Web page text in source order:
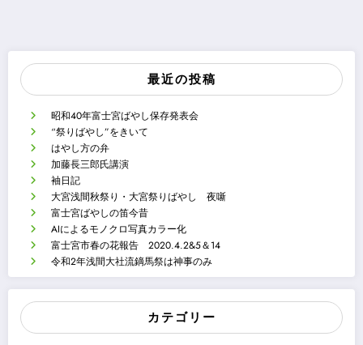
最近の投稿
昭和40年富士宮ばやし保存発表会
“祭りばやし”をきいて
はやし方の弁
加藤長三郎氏講演
袖日記
大宮浅間秋祭り・大宮祭りばやし 夜噺
富士宮ばやしの笛今昔
AIによるモノクロ写真カラー化
富士宮市春の花報告 2020.4.2&5＆14
令和2年浅間大社流鏑馬祭は神事のみ
カテゴリー